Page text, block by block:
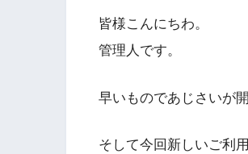
皆様こんにちわ。
管理人です。
早いものであじさいが
そして今回新しいご利